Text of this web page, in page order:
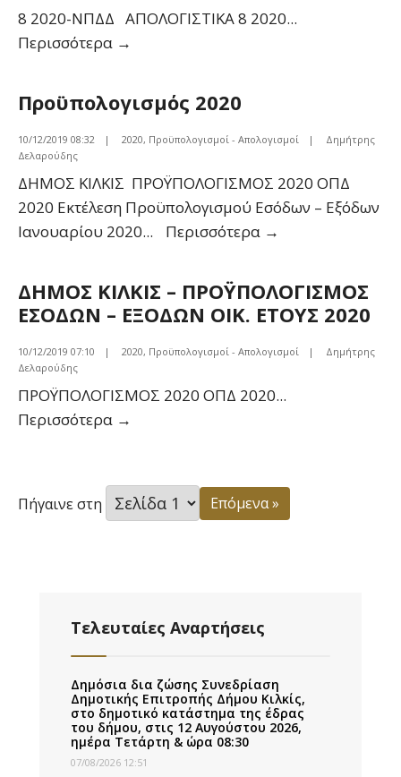
8 2020-ΝΠΔΔ ΑΠΟΛΟΓΙΣΤΙΚΑ 8 2020...
Περισσότερα →
ΕΣΟΔΩΝ
ΕΞΟΔΩΝ
8
–
ΝΠΔΔ
Προϋπολογισμός 2020
10/12/2019 08:32 | 2020, Προϋπολογισμοί - Απολογισμοί |
Δημήτρης
Δελαρούδης
ΔΗΜΟΣ ΚΙΛΚΙΣ ΠΡΟΫΠΟΛΟΓΙΣΜΟΣ 2020 ΟΠΔ
2020 Εκτέλεση Προϋπολογισμού Εσόδων – Εξόδων
Ιανουαρίου 2020... Περισσότερα →
ΔΗΜΟΣ ΚΙΛΚΙΣ – ΠΡΟΫΠΟΛΟΓΙΣΜΟΣ
ΕΣΟΔΩΝ – ΕΞΟΔΩΝ ΟΙΚ. ΕΤΟΥΣ 2020
10/12/2019 07:10 | 2020, Προϋπολογισμοί - Απολογισμοί |
Δημήτρης
Δελαρούδης
ΠΡΟΫΠΟΛΟΓΙΣΜΟΣ 2020 ΟΠΔ 2020...
Περισσότερα →
ΠΡΟΫΠΟΛΟΓΙΣΜΟΣ
ΕΣΟΔΩΝ
2020
Πήγαινε στη Επόμενα »
Τελευταίες Αναρτήσεις
Δημόσια δια ζώσης Συνεδρίαση
Δημοτικής Επιτροπής Δήμου Κιλκίς,
στο δημοτικό κατάστημα της έδρας
του δήμου, στις 12 Αυγούστου 2026,
ημέρα Τετάρτη & ώρα 08:30
07/08/2026 12:51